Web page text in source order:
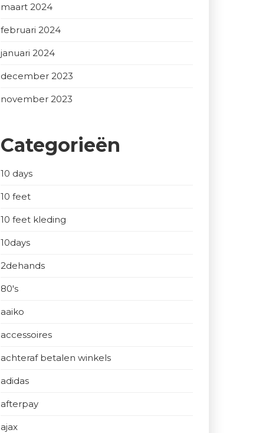
maart 2024
februari 2024
januari 2024
december 2023
november 2023
Categorieën
10 days
10 feet
10 feet kleding
10days
2dehands
80's
aaiko
accessoires
achteraf betalen winkels
adidas
afterpay
ajax